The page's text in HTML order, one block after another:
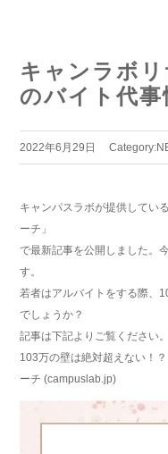
キャンラボ
のバイト代事
2022年6月29日 Category:
キャンパスラボが提供してい
ーチ」
で最新記事を公開しました。
す。
若者はアルバイトをする際、
でしょうか？
記事は下記よりご覧ください。
103万の壁は絶対超えない！
ーチ (campuslab.jp)